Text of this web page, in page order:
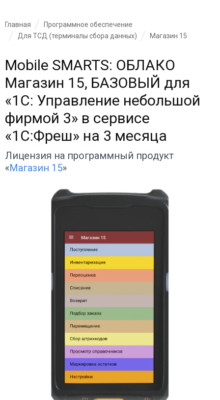
Главная
Программное обеспечение
Для ТСД (терминалы сбора данных)
Магазин 15
Mobile SMARTS: ОБЛАКО
Магазин 15, БАЗОВЫЙ для
«1С: Управление небольшой
фирмой 3» в сервисе
«1С:Фреш» на 3 месяца
Лицензия на программный продукт
«Магазин 15»